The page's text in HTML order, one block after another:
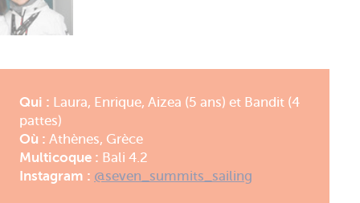
Qui : Laura, Enrique, Aizea (5 ans) et Bandit (4
pattes)
Où : Athènes, Grèce
Multicoque : Bali 4.2
Instagram : @seven_summits_sailing